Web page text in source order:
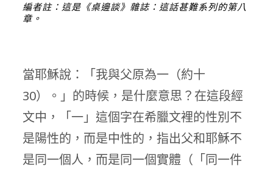
編者註：這是《桌邊談》雜誌： 這話甚難系列的第八
章。
當耶穌說：「我與父原為一（約十
30）。」的時候，是什麼意思？在這段經
文中，「一」這個字在希臘文裡的性別不
是陽性的，而是中性的，指出父和耶穌不
是同一個人，而是同一個實體（「同一件